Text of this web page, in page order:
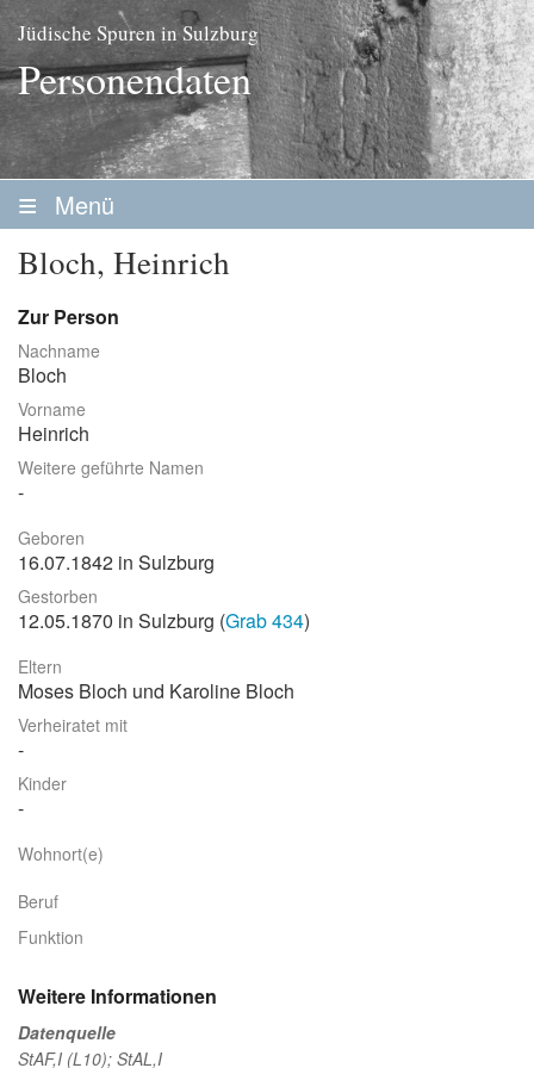
Jüdische Spuren in Sulzburg
Personendaten
Menü
Startseite
Personen
Personenliste
Familien
Vereine / Stiftungen
Stadtrundgang
Der Friedhof
Aktuelles
Suche
Bloch, Heinrich
Zur Person
Nachname
Bloch
Vorname
Heinrich
Weitere geführte Namen
Geboren
16.07.1842 in Sulzburg
Gestorben
12.05.1870 in Sulzburg (Grab 434)
Eltern
Moses Bloch und Karoline Bloch
Verheiratet mit
Kinder
Wohnort(e)
Beruf
Funktion
Weitere Informationen
Datenquelle
StAF,I (L10); StAL,I